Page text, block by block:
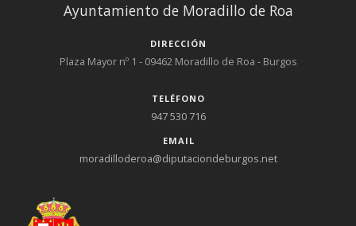
Ayuntamiento de Moradillo de Roa
DIRECCIÓN
Plaza Mayor nº 1 - 09462 Moradillo de Roa - Burgos
TELÉFONO
947 530 716
EMAIL
moradilloderoa@diputaciondeburgos.net